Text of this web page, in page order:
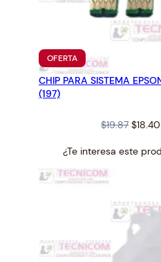
d
OFERTAPRODUCTO
EN
OFERTA
CHIP PARA SISTEMA
(197)
$19.87
was:
$18.40
¿Te interesa este